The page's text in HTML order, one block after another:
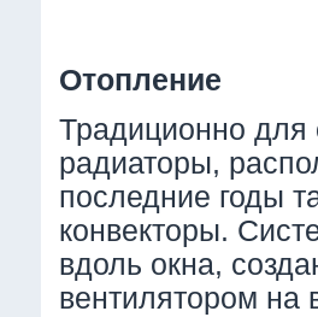
Отопление
Традиционно для
радиаторы,
последние годы
конвекторы.
вдоль окна,
вентилятором